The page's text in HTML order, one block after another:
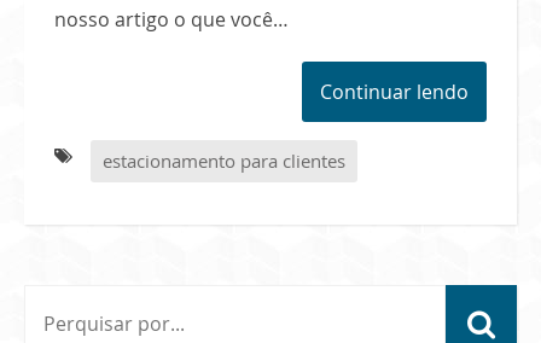
nosso artigo o que você…
Continuar lendo
estacionamento para clientes